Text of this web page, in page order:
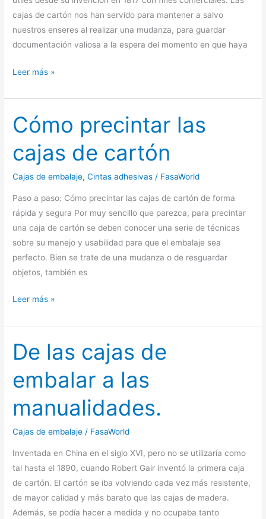
cajas de cartón nos han servido para mantener a salvo
nuestros enseres al realizar una mudanza, para guardar
documentación valiosa a la espera del momento en que haya
¿Por
escoger
nuestras
cajas
cartón?
Leer más »
Cómo precintar las
cajas de cartón
Cajas de embalaje,Cintas adhesivas / FasaWorld
Paso a paso: Cómo precintar las cajas de cartón de forma
rápida y segura Por muy sencillo que parezca, para precintar
una caja de cartón se deben conocer una serie de técnicas
sobre su manejo y usabilidad para que el embalaje sea
perfecto. Bien se trate de una mudanza o de resguardar
objetos, también es
Cómo
las
cajas
de
Leer más »
De las cajas de
embalar a las
manualidades.
Cajas de embalaje / FasaWorld
Inventada en China en el siglo XVI, pero no se utilizaría como
tal hasta el 1890, cuando Robert Gair inventó la primera caja
de cartón. El cartón se iba volviendo cada vez más resistente,
de mayor calidad y más barato que las cajas de madera.
Además, se podía hacer a medida y no ocupaba tanto